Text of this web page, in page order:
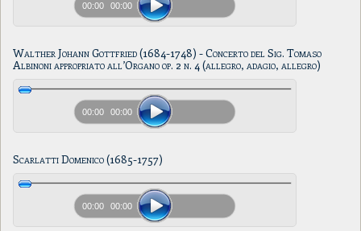
00:00 00:00
Walther Johann Gottfried (1684-1748) - Concerto del Sig. Tomaso
Albinoni appropriato all’Organo op. 2 n. 4 (allegro, adagio, allegro)
00:00 00:00
Scarlatti Domenico (1685-1757)
00:00 00:00